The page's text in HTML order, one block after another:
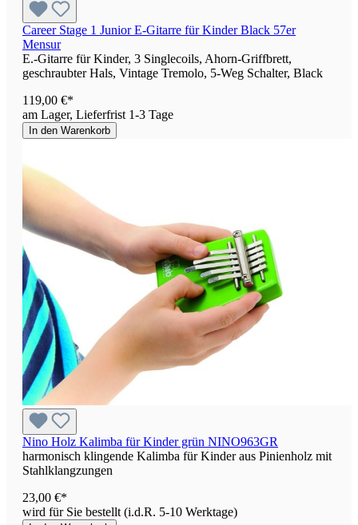
Career Stage 1 Junior E-Gitarre für Kinder Black 57er
Mensur
E.-Gitarre für Kinder, 3 Singlecoils, Ahorn-Griffbrett,
geschraubter Hals, Vintage Tremolo, 5-Weg Schalter, Black
119,00 €*
am Lager, Lieferfrist 1-3 Tage
In den Warenkorb
Nino Holz Kalimba für Kinder grün NINO963GR
harmonisch klingende Kalimba für Kinder aus Pinienholz mit
Stahlklangzungen
23,00 €*
wird für Sie bestellt (i.d.R. 5-10 Werktage)